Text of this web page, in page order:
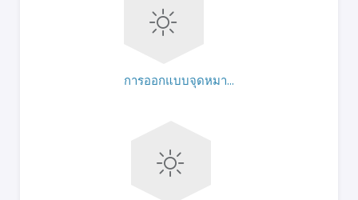
การออกแบบจุดหมา...